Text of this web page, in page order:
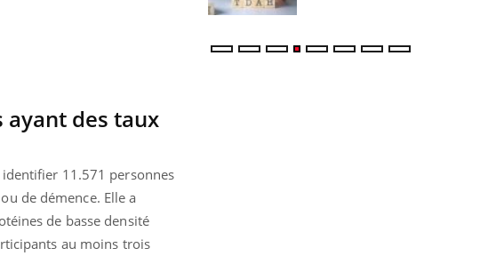
ayant des taux
11.571 personnes
de démence. Elle a
de basse densité
au moins trois